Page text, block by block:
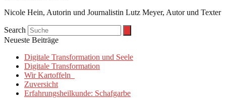
Nicole Hein, Autorin und Journalistin Lutz Meyer, Autor und Texter
Search
Neueste Beiträge
Digitale Transformation und Seele
Digitale Transformation
Wir Kartoffeln
Zuversicht
Erfahrungsheilkunde: Schafgarbe